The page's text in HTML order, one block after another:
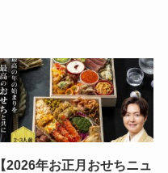
【2026年お正月おせちニュ